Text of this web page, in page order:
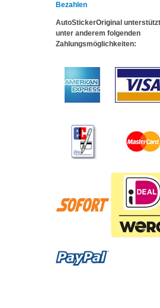
Bezahlen
AutoStickerOriginal unterstützt
unter anderem folgenden
Zahlungsmöglichkeiten: